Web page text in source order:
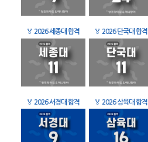
🏅 2026 세종대 합격 🏅 2026 단국대 합격
🏅 2026 서경대 합격 🏅 2026 삼육대 합격